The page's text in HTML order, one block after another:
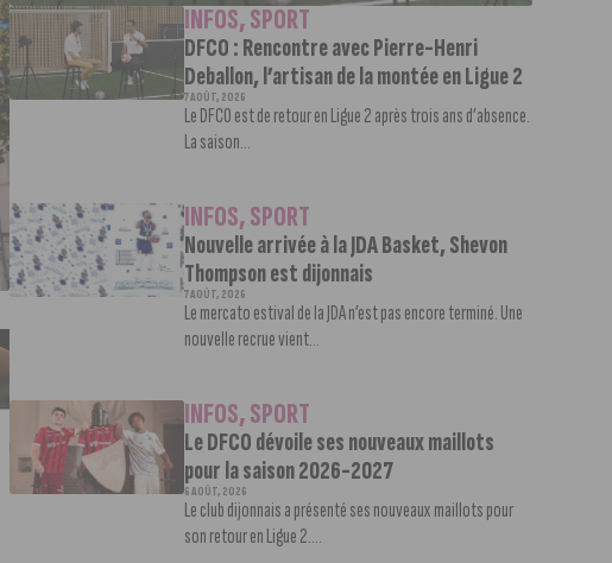
INFOS,SPORT
DFCO : Rencontre avec Pierre-Henri
Deballon, l’artisan de la montée en Ligue 2
7 AOÛT, 2026
Le DFCO est de retour en Ligue 2 après trois ans d’absence.
La saison...
INFOS,SPORT
Nouvelle arrivée à la JDA Basket, Shevon
Thompson est dijonnais
7 AOÛT, 2026
Le mercato estival de la JDA n’est pas encore terminé. Une
nouvelle recrue vient...
INFOS,SPORT
Le DFCO dévoile ses nouveaux maillots
pour la saison 2026-2027
6 AOÛT, 2026
Le club dijonnais a présenté ses nouveaux maillots pour
son retour en Ligue 2....